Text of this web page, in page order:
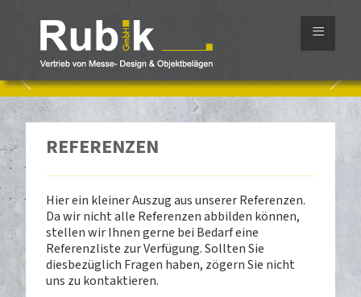
≡
REFERENZEN
Hier ein kleiner Auszug aus unserer Referenzen.
Da wir nicht alle Referenzen abbilden können,
stellen wir Ihnen gerne bei Bedarf eine
Referenzliste zur Verfügung. Sollten Sie
diesbezüglich Fragen haben, zögern Sie nicht
uns zu kontaktieren.